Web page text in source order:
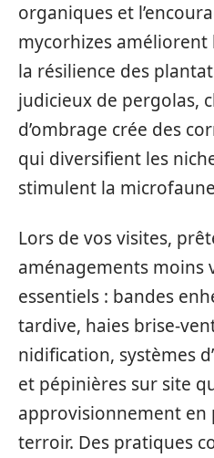
organiques et
mycorhizes
la résilience des
judicieux de pergolas,
d’ombrage crée des
qui diversifient les
stimulent la
Lors de vos visites,
aménagements moins
essentiels : bandes
tardive, haies brise-
nidification, systèmes
et pépinières sur site
approvisionnement en
terroir. Des pratiques